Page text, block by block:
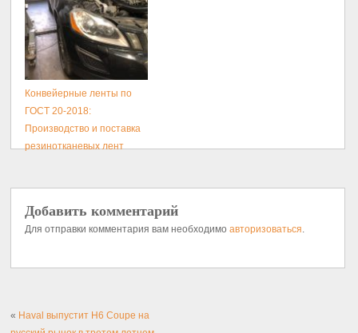
Конвейерные ленты по
ГОСТ 20-2018:
Производство и поставка
резинотканевых лент
Добавить комментарий
Для отправки комментария вам необходимоавторизоваться.
« Haval выпустит H6 Coupe на